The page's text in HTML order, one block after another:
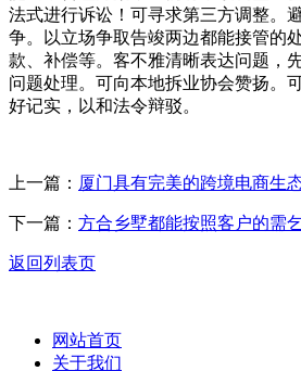
法式进行诉讼！可寻求第三方调整。
争。以立场争取告竣两边都能接管的
款、补偿等。客不雅清晰表达问题，
问题处理。可向本地拆业协会赞扬。
好记实，以和法令辩驳。
上一篇： 厦门具有完美的跨境电商生
下一篇： 方合乡墅都能按照客户的需
返回列表页
网站首页
关于我们